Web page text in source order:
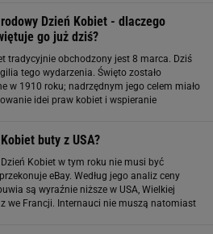
Dzień Kobiet - dlaczego
go już dziś?
tradycyjnie obchodzony jest 8 marca. Dziś
tego wydarzenia. Święto zostało
w 1910 roku; nadrzędnym jego celem miało
idei praw kobiet i wspieranie
buty z USA?
Dzień Kobiet w tym roku nie musi być
eBay. Według jego analiz ceny
są wyraźnie niższe w USA, Wielkiej
we Francji. Internauci nie muszą natomiast